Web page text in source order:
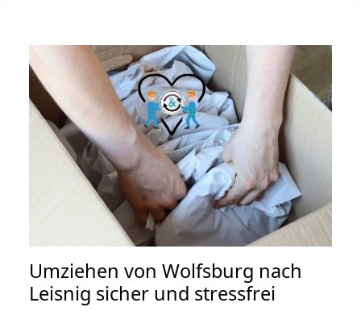
Umziehen von Wolfsburg nach
Leisnig sicher und stressfrei